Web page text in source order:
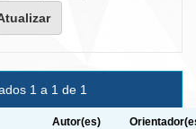
1 a 1 de 1
Autor(es)